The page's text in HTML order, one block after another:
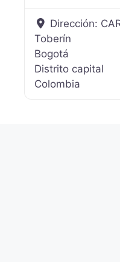
Dirección:
Toberín
Bogotá
Distrito capital
Colombia